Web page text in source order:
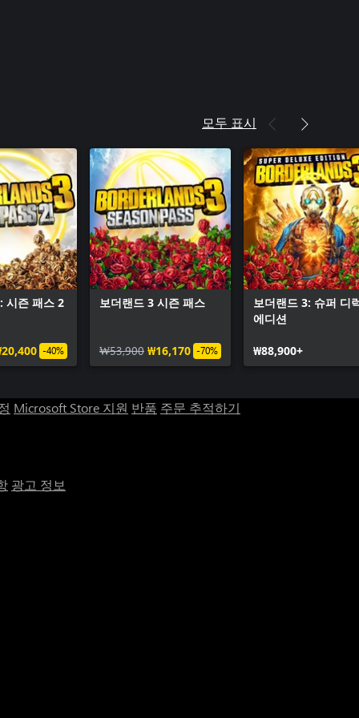
모두 표시
시즌 패스 2
-40%
보더랜드 3 시즌 패스
₩53,900 ₩16,170 -70%
보더랜드 3: 슈퍼 디
에디션
₩88,900+
Microsoft Store 지원 반품 주문 추적하기
광고 정보